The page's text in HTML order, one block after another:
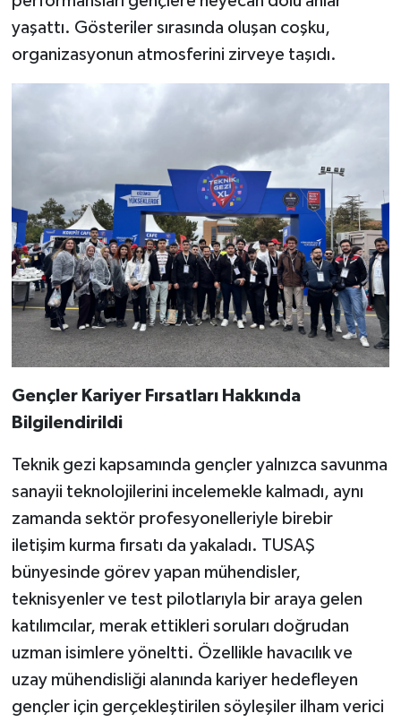
yaşattı. Gösteriler sırasında oluşan coşku,
organizasyonun atmosferini zirveye taşıdı.
Gençler Kariyer Fırsatları Hakkında
Bilgilendirildi
Teknik gezi kapsamında gençler yalnızca savunma
sanayii teknolojilerini incelemekle kalmadı, aynı
zamanda sektör profesyonelleriyle birebir
iletişim kurma fırsatı da yakaladı. TUSAŞ
bünyesinde görev yapan mühendisler,
teknisyenler ve test pilotlarıyla bir araya gelen
katılımcılar, merak ettikleri soruları doğrudan
uzman isimlere yöneltti. Özellikle havacılık ve
uzay mühendisliği alanında kariyer hedefleyen
gençler için gerçekleştirilen söyleşiler ilham verici